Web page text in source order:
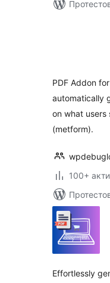
PDF Addon
automatically
on what users
(metform).
100+
Effortlessly